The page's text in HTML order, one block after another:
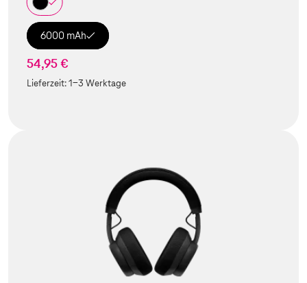
6000 mAh
54,95 €
Lieferzeit:1-3 Werktage